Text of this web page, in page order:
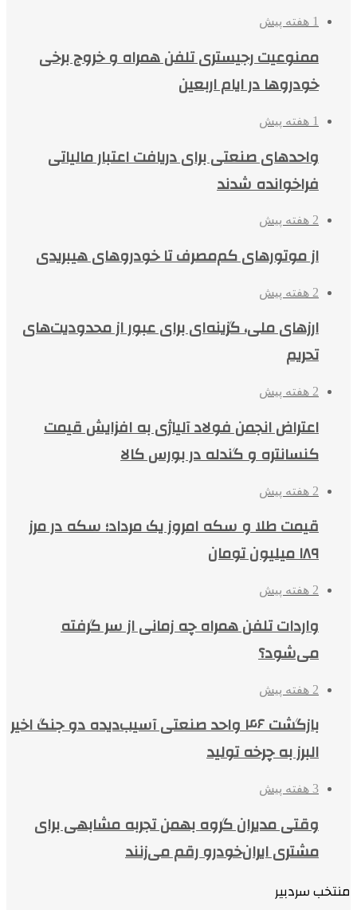
1 هفته پیش
ممنوعیت رجیستری تلفن همراه و خروج برخی
خودروها در ایام اربعین
1 هفته پیش
واحدهای صنعتی برای دریافت اعتبار مالیاتی
فراخوانده شدند
2 هفته پیش
از موتورهای کم‌مصرف تا خودروهای هیبریدی
2 هفته پیش
ارزهای ملی، گزینه‌ای برای عبور از محدودیت‌های
تحریم
2 هفته پیش
اعتراض انجمن فولاد آلیاژی به افزایش قیمت
کنسانتره و گندله در بورس کالا
2 هفته پیش
قیمت طلا و سکه امروز یک مرداد؛ سکه در مرز
۱۸۹ میلیون تومان
2 هفته پیش
واردات تلفن همراه چه زمانی از سر گرفته
می‌شود؟
2 هفته پیش
بازگشت ۴۶ واحد صنعتی آسیب‌دیده دو جنگ اخیر
البرز به چرخه تولید
3 هفته پیش
وقتی مدیران گروه بهمن تجربه مشابهی برای
مشتری ایران‌خودرو رقم می‌زنند
منتخب سردبیر